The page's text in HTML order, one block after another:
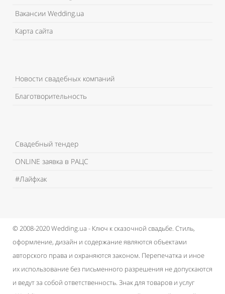
Вакансии Wedding.ua
Карта сайта
Новости свадебных компаний
Благотворительность
Свадебный тендер
ONLINE заявка в РАЦС
#Лайфхак
© 2008-2020 Wedding.ua - Ключ к сказочной свадьбе. Стиль,
оформление, дизайн и содержание являются объектами
авторского права и охраняются законом. Перепечатка и иное
их использование без письменного разрешения не допускаются
и ведут за собой ответственность. Знак для товаров и услуг